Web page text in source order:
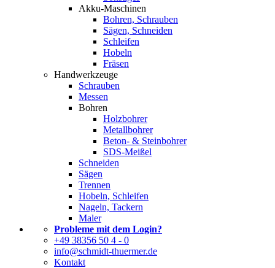
Akku-Maschinen
Bohren, Schrauben
Sägen, Schneiden
Schleifen
Hobeln
Fräsen
Handwerkzeuge
Schrauben
Messen
Bohren
Holzbohrer
Metallbohrer
Beton- & Steinbohrer
SDS-Meißel
Schneiden
Sägen
Trennen
Hobeln, Schleifen
Nageln, Tackern
Maler
Probleme mit dem Login?
+49 38356 50 4 - 0
info@schmidt-thuermer.de
Kontakt